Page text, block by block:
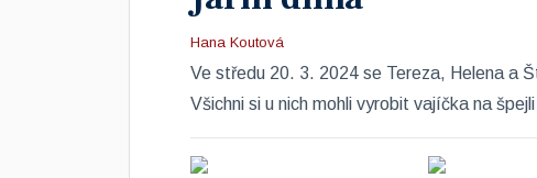
Hana Koutová
Ve středu 20. 3. 2024 se Tereza, Helena a
Všichni si u nich mohli vyrobit vajíčka na